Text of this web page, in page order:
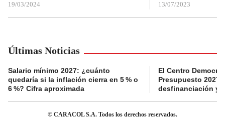
19/03/2024 13/07/2023
Últimas Noticias
Salario mínimo 2027: ¿cuánto
quedaría si la inflación cierra en 5 % o
6 %? Cifra aproximada
El Centro
Presupuesto 2027
desfinanciación y
© CARACOL S.A. Todos los derechos reservados.